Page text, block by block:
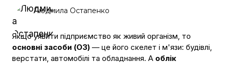
Людмила Остапенко
Якщо уявити підприємство як живий організм, то
основні засоби (ОЗ) — це його скелет і м'язи: будівлі,
верстати, автомобілі та обладнання. А облік